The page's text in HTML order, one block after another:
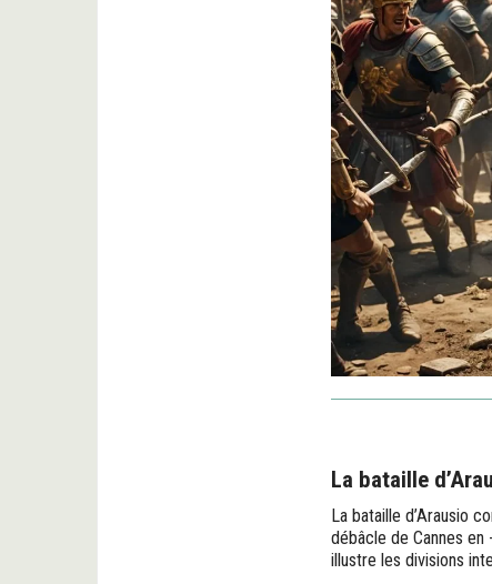
La bataille
La bataille d’Arausio
débâcle de Cannes en
illustre les divisions